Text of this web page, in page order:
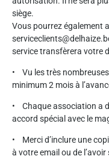
siège.
Vous pourrez également
service transfèrera votre
• Vu les très
minimum 2 mois à
• Chaque association a
accord spécial avec le
• Merci d’inclure une
à votre email ou de